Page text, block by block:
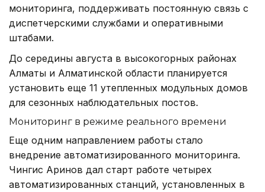
мониторинга, поддерживать постоянную связь с
диспетчерскими службами и оперативными
штабами.
До середины августа в высокогорных районах
Алматы и Алматинской области планируется
установить еще 11 утепленных модульных домов
для сезонных наблюдательных постов.
Мониторинг в режиме реального времени
Еще одним направлением работы стало
внедрение автоматизированного мониторинга.
Чингис Аринов дал старт работе четырех
автоматизированных станций, установленных в